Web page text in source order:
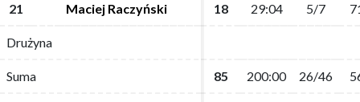
21 Maciej Raczyński 18 29:04 5/7
Drużyna
Suma 85 200:00 26/46
21 Maciej Raczyński 18 29:04 5/7
Drużyna
Suma 85 200:00 26/46